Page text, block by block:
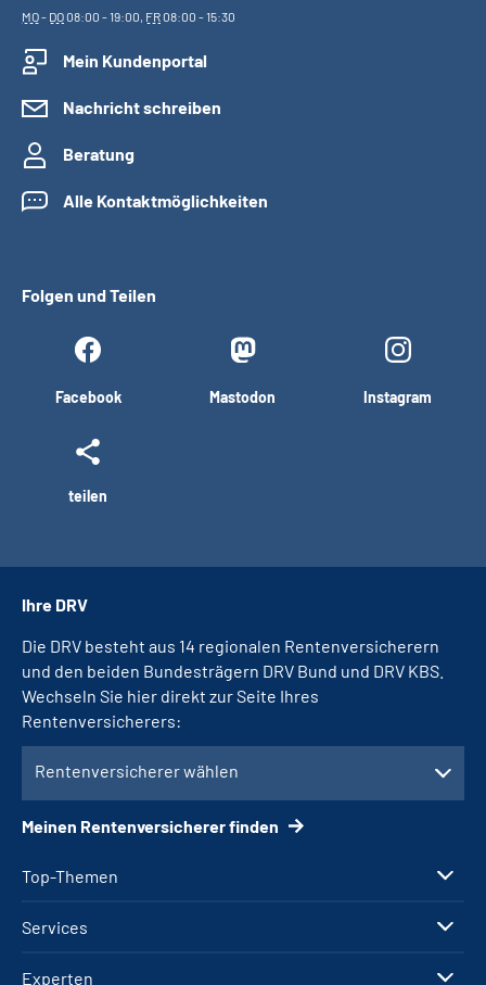
MO- DO08:00 - 19:00, FR08:00 - 15:30
Mein Kundenportal
Nachricht schreiben
Beratung
Alle Kontaktmöglichkeiten
Folgen und Teilen
Facebook Mastodon Instagram
teilen
Top-Themen
Services
Experten
Ihre DRV
Die DRV besteht aus 14 regionalen Rentenversicherern
und den beiden Bundesträgern DRV Bund und DRV KBS.
Wechseln Sie hier direkt zur Seite Ihres
Rentenversicherers:
Rentenversicherer wählen
Meinen Rentenversicherer finden